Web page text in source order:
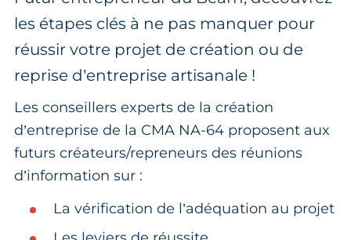
les étapes clés à ne pas manquer pour
réussir votre projet de création ou de
reprise d’entreprise artisanale !
Les conseillers experts de la création
d’entreprise de la CMA NA-64 proposent aux
futurs créateurs/repreneurs des réunions
d’information sur :
La vérification de l’adéquation au projet